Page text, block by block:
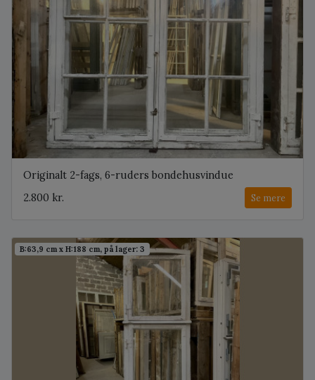
Originalt 2-fags, 6-ruders bondehusvindue
2.800 kr.
Se mere
B:63,9 cm x H:188 cm, på lager: 3